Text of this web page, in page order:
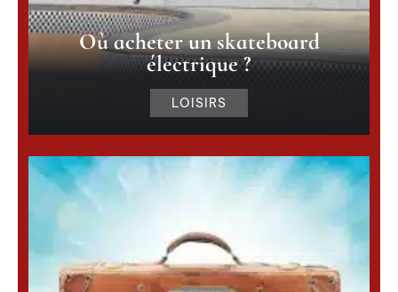
Où acheter un skateboard
électrique ?
LOISIRS